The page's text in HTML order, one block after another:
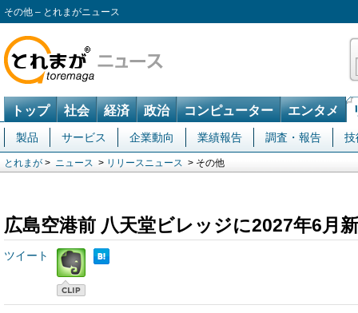
その他 – とれまがニュース
トップ 社会 経済 政治 コンピューター エンタメ
製品 サービス 企業動向 業績報告 調査・報告 技
とれまが > ニュース > リリースニュース > その他
広島空港前 八天堂ビレッジに2027年6月
ツイート